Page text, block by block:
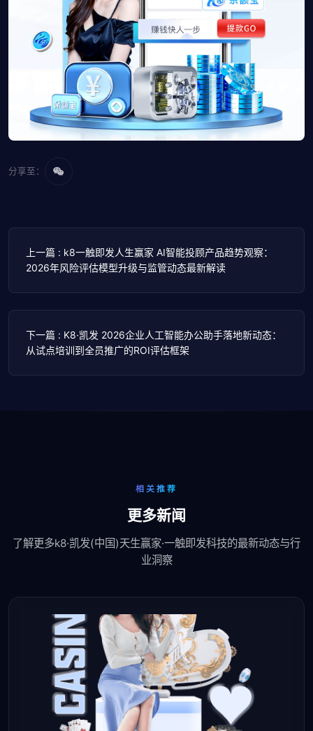
分享至：
上一篇 : k8一触即发人生赢家 AI智能投顾产品趋势观察：
2026年风险评估模型升级与监管动态最新解读
下一篇 : K8·凯发 2026企业人工智能办公助手落地新动态：
从试点培训到全员推广的ROI评估框架
相关推荐
更多新闻
了解更多k8·凯发(中国)天生赢家·一触即发科技的最新动态与行
业洞察